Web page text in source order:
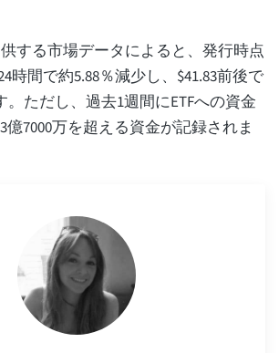
する市場データによると、発行時点
時間で約5.88％減少し、$41.83前後で
ただし、過去1週間にETFへの資金
7000万を超える資金が記録されま